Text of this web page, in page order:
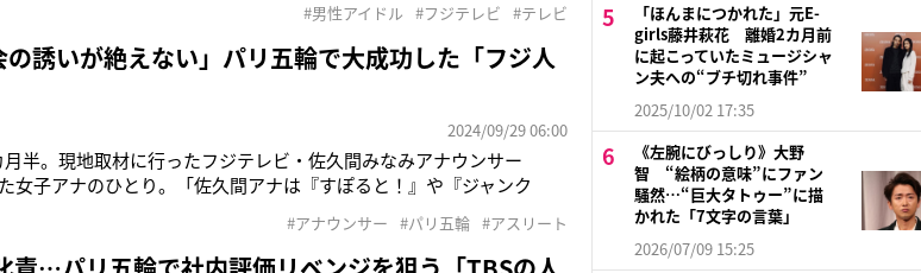
皆様に多大なご迷惑、ご心配をおかけしていますこと、および、現在
#男性アイドル #フジテレビ #テレビ
の誘いが絶えない」パリ五輪で大成功した「フジ人
2024/09/29 06:00
半。現地取材に行ったフジテレビ・佐久間みなみアナウンサー
女子アナのひとり。「佐久間アナは『すぽると！』や『ジャンク
しても推し女子アナとしての期待感は相当高いと言えます」（フジテ
#アナウンサー #パリ五輪 #アスリート
「ほんまにつかれた」元E-
girls藤井萩花 離婚2カ月前
に起こっていたミュージシャ
ン夫への“ブチ切れ事件”
2025/10/02 17:35
《左腕にびっしり》大野
智 “絵柄の意味”にファン
騒然…“巨大タトゥー”に描
かれた「7文字の言葉」
2026/07/09 15:25